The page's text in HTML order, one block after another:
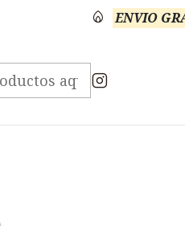
ENVIO
Veterinario